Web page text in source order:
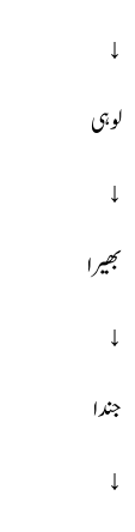
↓
لوہی
↓
بھیرا
↓
جندا
↓